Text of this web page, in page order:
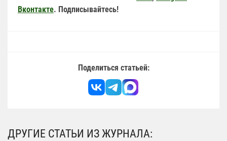
Вконтакте. Подписывайтесь!
Поделиться статьей:
ДРУГИЕ СТАТЬИ ИЗ ЖУРНАЛА: